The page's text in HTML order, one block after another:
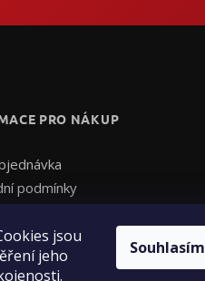
jsou
jeho
Souhlasím
PRO NÁKUP
podmínky
- Uplatnění reklamace
- Odstoupení od smlouvy